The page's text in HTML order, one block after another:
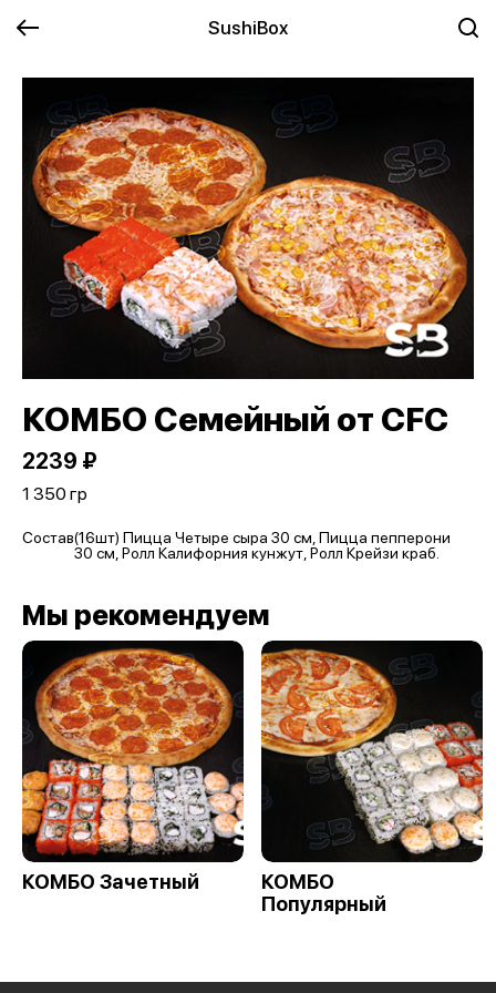
SushiBox
КОМБО Семейный от CFC
2239 ₽
1 350 гр
Состав(16шт) Пицца Четыре сыра 30 см, Пицца пепперони
30 см, Ролл Калифорния кунжут, Ролл Крейзи краб.
Мы рекомендуем
КОМБО Зачетный
КОМБО
Популярный